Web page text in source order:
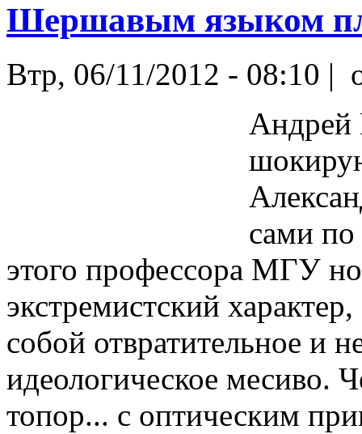
Шершавым языком
Втр, 06/11/2012 - 08:10 |
Андрей
сами по
этого профессора МГУ
экстремистский
собой отвратительное и
идеологическое месиво.
топор... с оптическим